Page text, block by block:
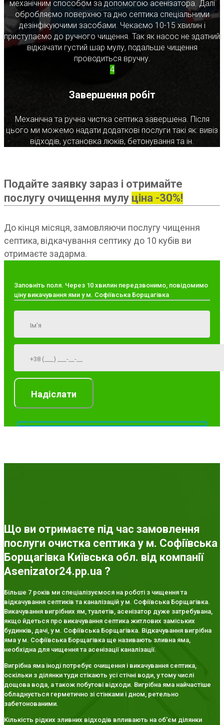
механічним способом за допомогою асенізатора. Далі
обробляємо поверхню та дно септика спеціальними
дезінфікуючими засобами. Чекаємо 10-15 хвилин і
приступаємо до ручного чищення. Так як насос не здатний
відкачати густий шар мулу, подальше чищення
проводиться вручну.
4
Завершення робіт
Механічна та ручна чистка септика завершена. Після
цього ми можемо надати додаткові послуги такі як: вивіз
відходів, установка люків, бетонування та ін.
Подайте заявку зараз і отримайте
послугу очищення мулу ціна -30%!
До кінця місяця, замовляючи послугу чищення
септика, відкачування септику до 10 кубів ви
отримаєте задарма.
Заповніть поля. Через 10 хвилин передзвонимо, повідомимо
ціну викачування ями у м. Софіївська Борщагівка
Що ви отримаєте під час замовлення
послуги очистка септика у м. Софіївська
Борщагівка Київська обл. від компанії
Asenizator24.pp.ua ?
Більше 7 років ми спеціалізуємося на роботі з чищення та
відкачування септиків та каналізацій у м. Софіївська Борщагівка.
Викачування вигрібних ям, туалетів, асенізатор дуже затребувана,
якщо йдеться про викачування септика житлових заміських
будинків, дачі, у м. Софіївська Борщагівка. Відкачування вигрібна
яма у м. Софіївська Борщагівка ще називають зливна яма,
необхідна для чищення та асенізації каналізації.
Вигрібна яма іноді потребує очищення і викачування септика,
оскільки з ділянки туди стікають усі стічні води, у тому числі
дощова вода, а також побутові відходи. Вигрібна яма найчастіше
обладнується герметично зі стінками і дном, ретельно
забетонованими.
Кількість рідких зливних відходів впливають на об'єм ділянки